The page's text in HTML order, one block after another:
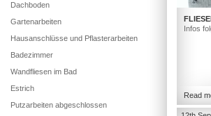
Infos
Read
Dachboden
Gartenarbeiten
Hausanschlüsse und Pflasterarbeiten
Badezimmer
Wandfliesen im Bad
Estrich
Putzarbeiten abgeschlossen